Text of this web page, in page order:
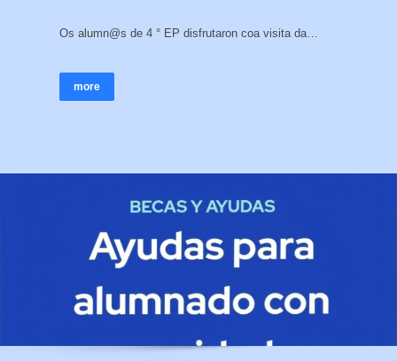
Os alumn@s de 4 ° EP disfrutaron coa visita da…
more